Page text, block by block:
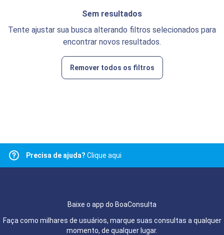
Sem resultados
Tente ajustar sua busca alterando filtros selecionados para
encontrar novos resultados.
Remover todos os filtros
Precisa de ajuda? Clique aqui
Baixe o app do BoaConsulta
Faça como milhares de usuários, marque suas consultas a qualquer
momento, de qualquer lugar.